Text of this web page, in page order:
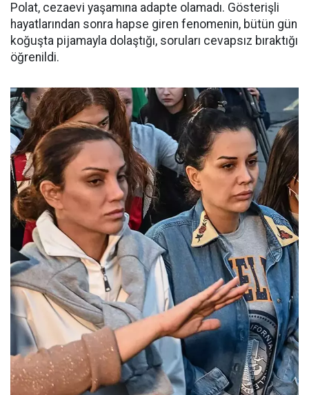
Polat, cezaevi yaşamına adapte olamadı. Gösterişli
hayatlarından sonra hapse giren fenomenin, bütün gün
koğuşta pijamayla dolaştığı, soruları cevapsız bıraktığı
öğrenildi.